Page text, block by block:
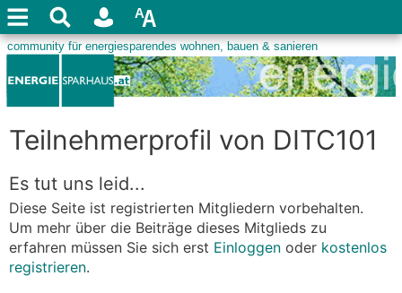
Teilnehmerprofil von DITC101
Es tut uns leid...
Diese Seite ist registrierten Mitgliedern vorbehalten.
Um mehr über die Beiträge dieses Mitglieds zu
erfahren müssen Sie sich erst Einloggen oder kostenlos
registrieren.